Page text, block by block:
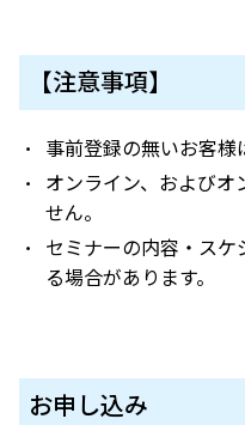
【注意事項】
事前登録の無いお客様
オンライン、およびオ
せん。
セミナーの内容・スケ
る場合があります。
お申し込み